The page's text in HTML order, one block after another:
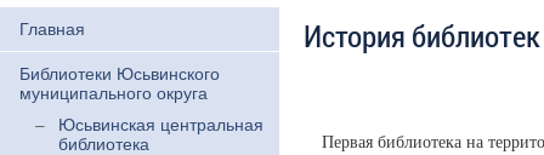
Главная
Библиотеки Юсьвинского
муниципального округа
Юсьвинская центральная
библиотека
История библиотек
Первая библиотека на